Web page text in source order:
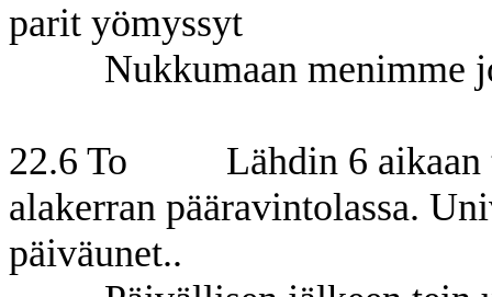
parit yömyssyt
Nukkumaan menimme
22.6 To Lähdin 6 aikaan
alakerran pääravintolassa.
päiväunet..